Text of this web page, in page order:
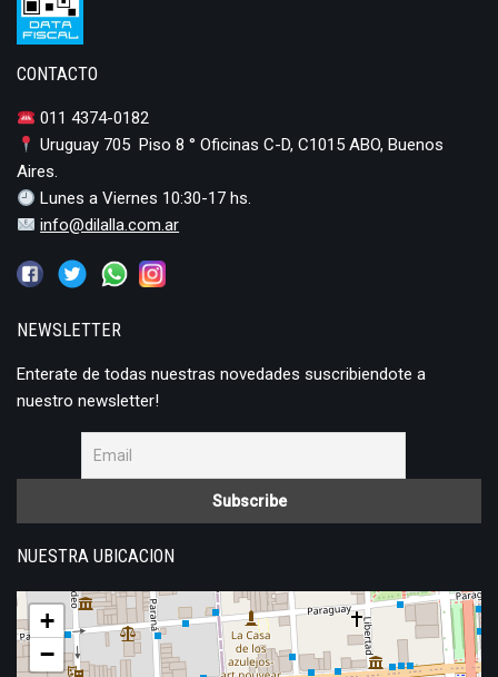
CONTACTO
011 4374-0182
Uruguay 705 Piso 8 ° Oficinas C-D, C1015 ABO, Buenos
Aires.
Lunes a Viernes 10:30-17 hs.
info@dilalla.com.ar
NEWSLETTER
Enterate de todas nuestras novedades suscribiendote a
nuestro newsletter!
NUESTRA UBICACION
+
−